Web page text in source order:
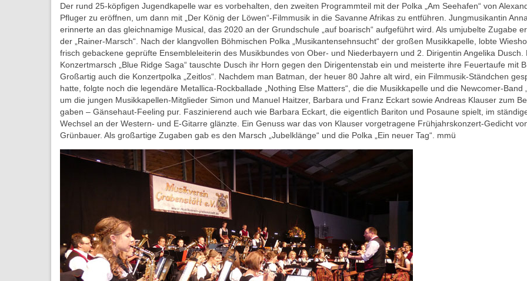
Der rund 25-köpfigen Jugendkapelle war es vorbehalten, den zweiten Programmteil mit der Polka „Am Seehafen“ von
Pfluger zu eröffnen, um dann mit „Der König der Löwen“-Filmmusik in die Savanne Afrikas zu entführen. Jungmusikantin
erinnerte an das gleichnamige Musical, das 2020 an der Grundschule „auf boarisch“ aufgeführt wird. Als umjubelte Zugabe
der „Rainer-Marsch“. Nach der klangvollen Böhmischen Polka „Musikantensehnsucht“ der großen Musikkapelle, lobte
frisch gebackene geprüfte Ensembleleiterin des Musikbundes von Ober- und Niederbayern und 2. Dirigentin Angelika Dusch.
Konzertmarsch „Blue Ridge Saga“ tauschte Dusch ihr Horn gegen den Dirigentenstab ein und meisterte ihre Feuertaufe mit
Großartig auch die Konzertpolka „Zeitlos“. Nachdem man Batman, der heuer 80 Jahre alt wird, ein Filmmusik-Ständchen
hatte, folgte noch die legendäre Metallica-Rockballade „Nothing Else Matters“, die die Musikkapelle und die Newcomer-Band
um die jungen Musikkapellen-Mitglieder Simon und Manuel Haitzer, Barbara und Franz Eckart sowie Andreas Klauser zum
gaben – Gänsehaut-Feeling pur. Faszinierend auch wie Barbara Eckart, die eigentlich Bariton und Posaune spielt, im
Wechsel an der Western- und E-Gitarre glänzte. Ein Genuss war das von Klauser vorgetragene Frühjahrskonzert-Gedicht
Grünbauer. Als großartige Zugaben gab es den Marsch „Jubelklänge“ und die Polka „Ein neuer Tag“. mmü